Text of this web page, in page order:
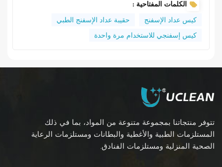
غرف العمليات الحديثة هي... كيس عد الإسفنج للاستخدام
مرة واحدة. صُممت ليس فقط من أجل الراحة، بل من أجل
الحياة، تعمل هذه البطانات البلاستيكية المصنوعة من البولي
إيثيلين الطبي على تغيير طريقة إدارة المستشفيات
على كل غرفة عمليات أن تجعل أكياس عداد الإسفنج التي
تستخدم لمرة واحدة جزءًا أساسيًا من بروتوكولها
الجراحي.تبسيط عملية العد = تعزيز سلامة المرضىيُعدّ عدّ
الشاش يدويًا عرضةً للخطأ البشري، لا سيما أثناء العمليات
الجراحية الطويلة أو الطارئة. وقد تؤدي الأخطاء في العدّ إلى
بقاء الأدوات الجراحية داخل الجسم، وهو خطأ جسيم لا ينبغي
أن يحدث أبدًا، ويؤثر على آلاف المرضى حول العالم
الكلمات المفتاحية :
كيس عداد الإسفنج
حقيبة عداد الإسفنج الطبي
كيس إسفنجي للاستخدام مرة واحدة
تتوفر منتجاتنا بمجموعة متنوعة من المواد، بما في ذلك
المستلزمات الطبية والأغطية والبطانات ومستلزمات الرعاية
الصحية المنزلية ومستلزمات الفنادق.